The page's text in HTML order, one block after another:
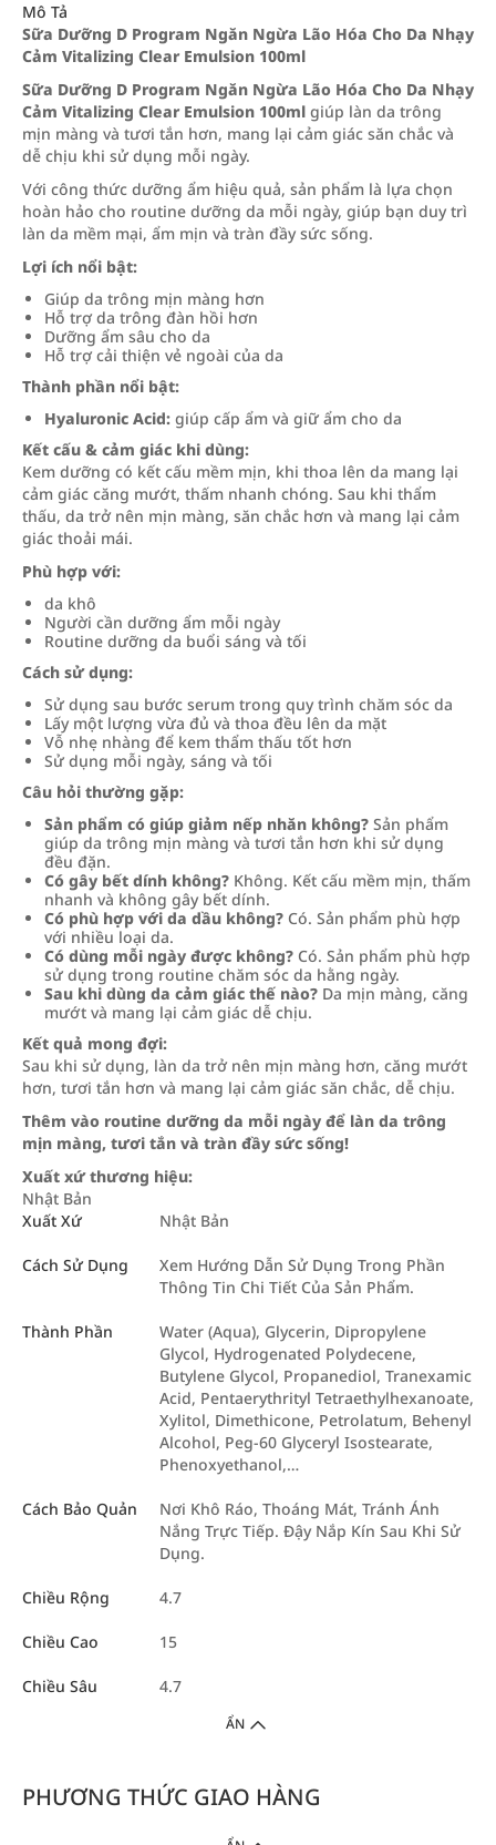
Mô Tả
Sữa Dưỡng D Program Ngăn Ngừa Lão Hóa Cho Da Nhạy
Cảm Vitalizing Clear Emulsion 100ml
Sữa Dưỡng D Program Ngăn Ngừa Lão Hóa Cho Da Nhạy
Cảm Vitalizing Clear Emulsion 100ml giúp làn da trông
mịn màng và tươi tắn hơn, mang lại cảm giác săn chắc và
dễ chịu khi sử dụng mỗi ngày.
Với công thức dưỡng ẩm hiệu quả, sản phẩm là lựa chọn
hoàn hảo cho routine dưỡng da mỗi ngày, giúp bạn duy trì
làn da mềm mại, ẩm mịn và tràn đầy sức sống.
Lợi ích nổi bật:
Giúp da trông mịn màng hơn
Hỗ trợ da trông đàn hồi hơn
Dưỡng ẩm sâu cho da
Hỗ trợ cải thiện vẻ ngoài của da
Thành phần nổi bật:
Hyaluronic Acid: giúp cấp ẩm và giữ ẩm cho da
Kết cấu & cảm giác khi dùng:
Kem dưỡng có kết cấu mềm mịn, khi thoa lên da mang lại
cảm giác căng mướt, thấm nhanh chóng. Sau khi thẩm
thấu, da trở nên mịn màng, săn chắc hơn và mang lại cảm
giác thoải mái.
Phù hợp với:
da khô
Người cần dưỡng ẩm mỗi ngày
Routine dưỡng da buổi sáng và tối
Cách sử dụng:
Sử dụng sau bước serum trong quy trình chăm sóc da
Lấy một lượng vừa đủ và thoa đều lên da mặt
Vỗ nhẹ nhàng để kem thẩm thấu tốt hơn
Sử dụng mỗi ngày, sáng và tối
Câu hỏi thường gặp:
Sản phẩm có giúp giảm nếp nhăn không? Sản phẩm
giúp da trông mịn màng và tươi tắn hơn khi sử dụng
đều đặn.
Có gây bết dính không? Không. Kết cấu mềm mịn, thấm
nhanh và không gây bết dính.
Có phù hợp với da dầu không? Có. Sản phẩm phù hợp
với nhiều loại da.
Có dùng mỗi ngày được không? Có. Sản phẩm phù hợp
sử dụng trong routine chăm sóc da hằng ngày.
Sau khi dùng da cảm giác thế nào? Da mịn màng, căng
mướt và mang lại cảm giác dễ chịu.
Kết quả mong đợi:
Sau khi sử dụng, làn da trở nên mịn màng hơn, căng mướt
hơn, tươi tắn hơn và mang lại cảm giác săn chắc, dễ chịu.
Thêm vào routine dưỡng da mỗi ngày để làn da trông
mịn màng, tươi tắn và tràn đầy sức sống!
Xuất xứ thương hiệu:
Nhật Bản
Xuất Xứ
Nhật Bản
Cách Sử Dụng
Xem Hướng Dẫn Sử Dụng Trong Phần
Thông Tin Chi Tiết Của Sản Phẩm.
Thành Phần
Water (Aqua), Glycerin, Dipropylene
Glycol, Hydrogenated Polydecene,
Butylene Glycol, Propanediol, Tranexamic
Acid, Pentaerythrityl Tetraethylhexanoate,
Xylitol, Dimethicone, Petrolatum, Behenyl
Alcohol, Peg-60 Glyceryl Isostearate,
Phenoxyethanol,…
Cách Bảo Quản
Nơi Khô Ráo, Thoáng Mát, Tránh Ánh
Nắng Trực Tiếp. Đậy Nắp Kín Sau Khi Sử
Dụng.
Chiều Rộng 4.7
Chiều Cao 15
Chiều Sâu 4.7
ẨN
PHƯƠNG THỨC GIAO HÀNG